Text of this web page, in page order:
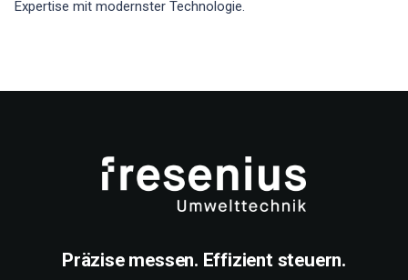
Expertise mit modernster Technologie.
Präzise messen. Effizient steuern.